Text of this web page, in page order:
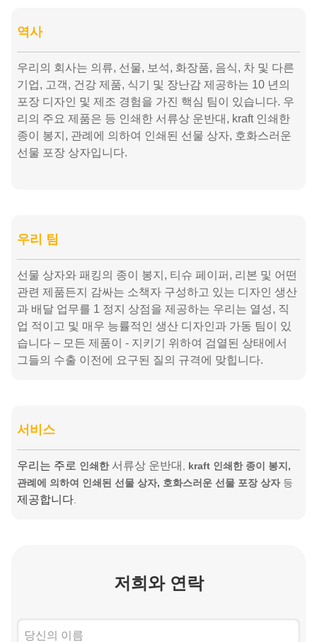
역사
우리의 회사는 의류, 선물, 보석, 화장품, 음식, 차 및 다른
기업, 고객, 건강 제품, 식기 및 장난감 제공하는 10 년의
포장 디자인 및 제조 경험을 가진 핵심 팀이 있습니다. 우
리의 주요 제품은 등 인쇄한 서류상 운반대, kraft 인쇄한
종이 봉지, 관례에 의하여 인쇄된 선물 상자, 호화스러운
선물 포장 상자입니다.
우리 팀
선물 상자와 패킹의 종이 봉지, 티슈 페이퍼, 리본 및 어떤
관련 제품든지 감싸는 소책자 구성하고 있는 디자인 생산
과 배달 업무를 1 정지 상점을 제공하는 우리는 열성, 직
업 적이고 및 매우 능률적인 생산 디자인과 가동 팀이 있
습니다 – 모든 제품이 - 지키기 위하여 검열된 상태에서
그들의 수출 이전에 요구된 질의 규격에 맞힙니다.
서비스
우리는 주로 인쇄한서류상 운반대
kraft 인쇄한 종이 봉지,
관례에 의하여 인쇄된 선물 상자, 호화스러운 선물 포장 상자등
제공합니다
저희와 연락